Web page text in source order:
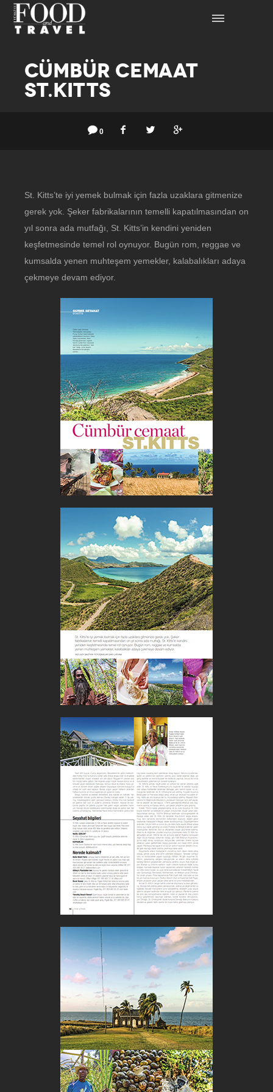
CÜMBÜR CEMAAT
ST.KITTS
0
St. Kitts’te iyi yemek bulmak için fazla uzaklara gitmenize
gerek yok. Şeker fabrikalarının temelli kapatılmasından on
yıl sonra ada mutfağı, St. Kitts’in kendini yeniden
keşfetmesinde temel rol oynuyor. Bugün rom, reggae ve
kumsalda yenen muhteşem yemekler, kalabalıkları adaya
çekmeye devam ediyor.